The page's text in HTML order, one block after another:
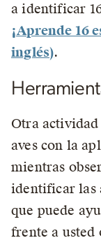
a identificar
¡Aprende 16
inglés).
Otra
aves con la
mientras
identificar las
que puede
frente a usted